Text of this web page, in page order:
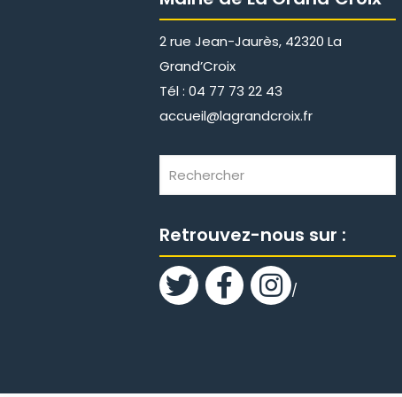
2 rue Jean-Jaurès, 42320 La
Grand’Croix
Tél : 04 77 73 22 43
accueil@lagrandcroix.fr
Retrouvez-nous sur :
/